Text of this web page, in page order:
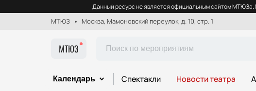
Данный ресурс не является официальным сайтом МТЮЗа.
МТЮЗ Москва, Мамоновский переулок, д. 10, стр. 1
МТЮЗ
Календарь Спектакли Новости театра